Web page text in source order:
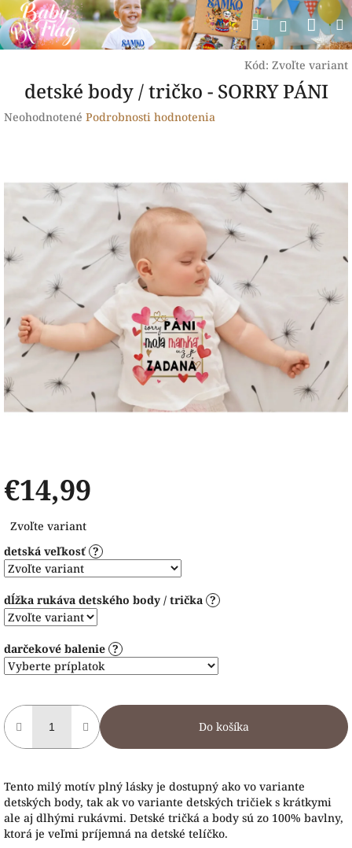
Prejsť
na
obsah
Hľadať
Kód: Zvoľte variant
detské body / tričko - SORRY PÁNI
Priemerné
0,0
hviezdičiek.
Neohodnotené Podrobnosti hodnotenia
€14,99
cena:
Zvoľte variant
detská veľkosť ?
dĺžka rukáva detského body / trička ?
darčekové balenie ?
Do košíka
Tento milý motív plný lásky je dostupný ako vo variante
detských body, tak ak vo variante detských tričiek s krátkymi
ale aj dlhými rukávmi. Detské tričká a body sú zo 100% bavlny,
ktorá je veľmi príjemná na detské telíčko.